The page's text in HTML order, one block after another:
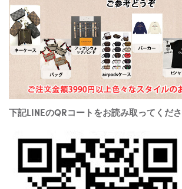
下記LINEのQRコートをお読み取ってくだ